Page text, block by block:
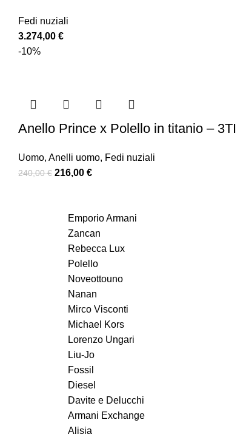
Fedi nuziali
3.274,00 €
-10%
Anello Prince x Polello in titanio – 3TI
Uomo, Anelli uomo, Fedi nuziali
240,00€ 216,00 €
Emporio Armani
Zancan
Rebecca Lux
Polello
Noveottouno
Nanan
Mirco Visconti
Michael Kors
Lorenzo Ungari
Liu-Jo
Fossil
Diesel
Davite e Delucchi
Armani Exchange
Alisia